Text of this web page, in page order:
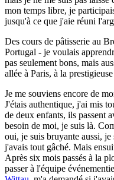
mon temps libre, je
jusqu'à ce que j'aie réuni
Des cours de pâtisserie au
Portugal - je voulais
pas seulement bons, mais
allée à Paris, à la prestigieuse
Je me souviens encore de
J'étais authentique, j'ai mis
de deux enfants, ils passent
besoin de moi, je suis là.
oui, je suis bruyante aussi,
j'avais tout gâché. Mais
Après six mois passés à la
passer à l'équipe